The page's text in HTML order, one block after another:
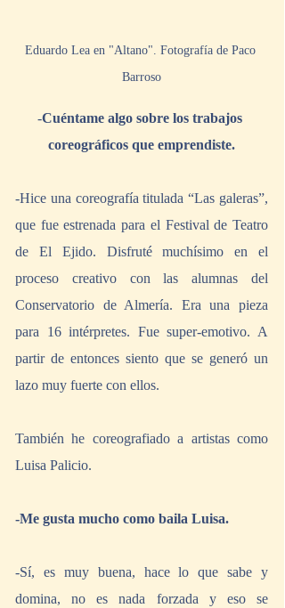
Eduardo Lea en "Altano". Fotografía de Paco
Barroso
-Cuéntame algo sobre los trabajos
coreográficos que emprendiste.
-Hice una coreografía titulada “Las galeras”,
que fue estrenada para el Festival de Teatro
de El Ejido. Disfruté muchísimo en el
proceso creativo con las alumnas del
Conservatorio de Almería. Era una pieza
para 16 intérpretes. Fue super-emotivo. A
partir de entonces siento que se generó un
lazo muy fuerte con ellos.
También he coreografiado a artistas como
Luisa Palicio.
-Me gusta mucho como baila Luisa.
-Sí, es muy buena, hace lo que sabe y
domina, no es nada forzada y eso se